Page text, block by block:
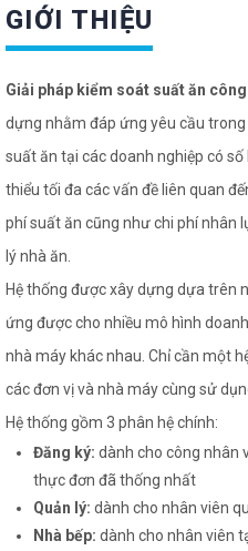
GIỚI THIỆU
Giải pháp kiểm soát suất ăn
dựng nhằm đáp ứng yêu cầu
suất ăn tại các doanh nghiệp có
thiểu tối đa các vấn đề liên quan
phí suất ăn cũng như chi phí nhân
lý nhà ăn.
Hệ thống được xây dựng dựa trên
ứng được cho nhiều mô hình
nhà máy khác nhau. Chỉ cần một
các đơn vị và nhà máy cùng sử
Hệ thống gồm 3 phân hệ chính:
Đăng ký: dành cho công nhân
thực đơn đã thống nhất
Quản lý: dành cho nhân viên
Nhà bếp: dành cho nhân viên